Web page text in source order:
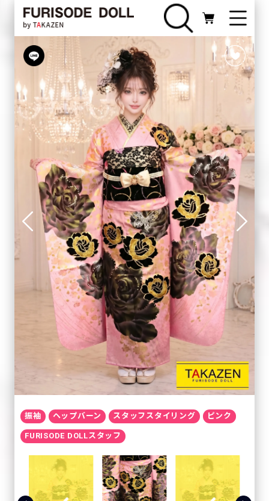
振袖 ヘップバーン スタッフスタイリング ピンク
FURISODE DOLLスタッフ